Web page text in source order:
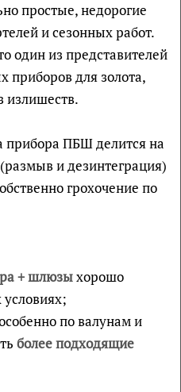
простые, недорогие
и сезонных работ.
один из представителей
приборов для золота,
излишеств.
прибора ПБШ делится на
и дезинтеграция)
грохочение по
+ шлюзыхорошо
по валунам и
более подходящие